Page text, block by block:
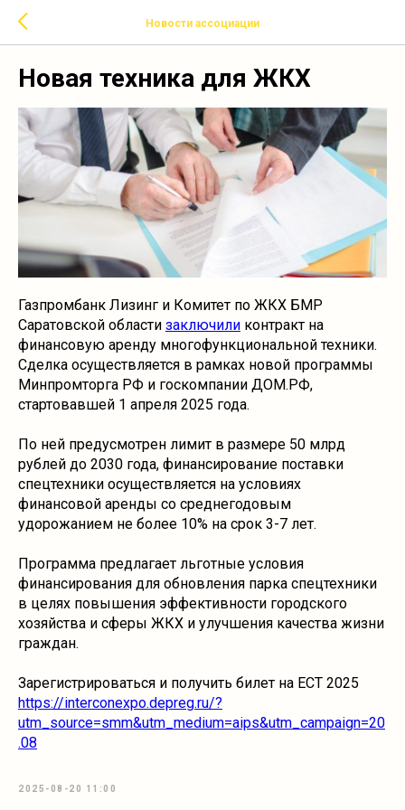
Новости ассоциации
Новая техника для ЖКХ
Газпромбанк Лизинг и Комитет по ЖКХ БМР
Саратовской области заключили контракт на
финансовую аренду многофункциональной техники.
Сделка осуществляется в рамках новой программы
Минпромторга РФ и госкомпании ДОМ.РФ,
стартовавшей 1 апреля 2025 года.
По ней предусмотрен лимит в размере 50 млрд
рублей до 2030 года, финансирование поставки
спецтехники осуществляется на условиях
финансовой аренды со среднегодовым
удорожанием не более 10% на срок 3-7 лет.
Программа предлагает льготные условия
финансирования для обновления парка спецтехники
в целях повышения эффективности городского
хозяйства и сферы ЖКХ и улучшения качества жизни
граждан.
Зарегистрироваться и получить билет на ECT 2025
https://interconexpo.depreg.ru/?
utm_source=smm&utm_medium=aips&utm_campaign=20
.08
2025-08-20 11:00